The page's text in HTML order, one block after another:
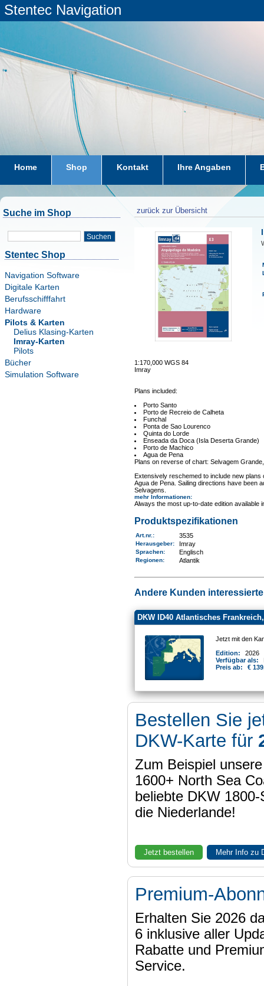
Stentec Navigation
Home Shop Kontakt Ihre Angaben
Suche im Shop
Suchen
Stentec Shop
Navigation Software
Digitale Karten
Berufsschifffahrt
Hardware
Pilots & Karten
Delius Klasing-Karten
Imray-Karten
Pilots
Bücher
Simulation Software
zurück zur Übersicht
1:170,000 WGS 84
Imray
Plans included:
Porto Santo
Porto de Recreio de Calheta
Funchal
Ponta de Sao Lourenco
Quinta do Lorde
Enseada da Doca (Isla Deserta Grande)
Porto de Machico
Agua de Pena
Plans on reverse of chart: Selvagem
Extensively reschemed to include new
Agua de Pena. Sailing directions have been
Selvagens.
mehr Informationen:
Always the most up-to-date edition
Produktspezifikationen
Art.nr. : 3535
Herausgeber: Imray
Sprachen: Englisch
Regionen: Atlantik
Andere Kunden
DKW ID40 Atlantisches
Jetzt mit den
Edition:
2026
Verfügbar als:
Preis ab:
€
Bestellen Sie
DKW-Karte für
Zum Beispiel
1600+ North Sea
beliebte DKW
die Niederlande!
Jetzt bestellen Mehr Info zu
Premium-
Erhalten Sie 2026
6 inklusive aller
Rabatte und
Service.